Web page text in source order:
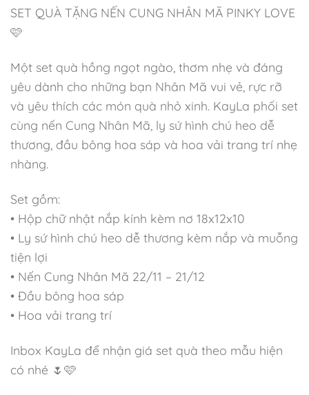
SET QUÀ TẶNG NẾN CUNG NHÂN MÃ PINKY LOVE
🩷
Một set quà hồng ngọt ngào, thơm nhẹ và đáng
yêu dành cho những bạn Nhân Mã vui vẻ, rực rỡ
và yêu thích các món quà nhỏ xinh. KayLa phối set
cùng nến Cung Nhân Mã, ly sứ hình chú heo dễ
thương, đầu bông hoa sáp và hoa vải trang trí nhẹ
nhàng.
Set gồm:
• Hộp chữ nhật nắp kính kèm nơ 18x12x10
• Ly sứ hình chú heo dễ thương kèm nắp và muỗng
tiện lợi
• Nến Cung Nhân Mã 22/11 – 21/12
• Đầu bông hoa sáp
• Hoa vải trang trí
Inbox KayLa để nhận giá set quà theo mẫu hiện
có nhé 🌷🩷